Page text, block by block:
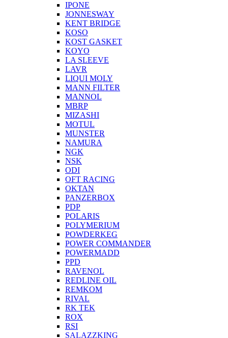
IPONE
JONNESWAY
KENT BRIDGE
KOSO
KOST GASKET
KOYO
LA SLEEVE
LAVR
LIQUI MOLY
MANN FILTER
MANNOL
MBRP
MIZASHI
MOTUL
MUNSTER
NAMURA
NGK
NSK
ODI
OFT RACING
OKTAN
PANZERBOX
PDP
POLARIS
POLYMERIUM
POWDERKEG
POWER COMMANDER
POWERMADD
PPD
RAVENOL
REDLINE OIL
REMKOM
RIVAL
RK TEK
ROX
RSI
SALAZZKING